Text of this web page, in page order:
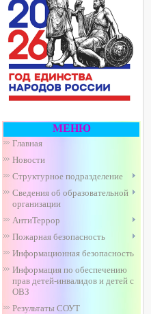
МЕНЮ
Главная
Новости
Структурное подразделение
Сведения об образовательной
организации
АнтиТеррор
Пожарная безопасность
Информационная безопасность
Информация по обеспечению
прав детей-инвалидов и детей с
ОВЗ
Результаты СОУТ